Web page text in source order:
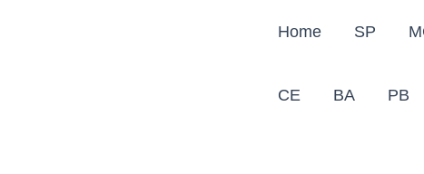
Home SP
CE BA PB